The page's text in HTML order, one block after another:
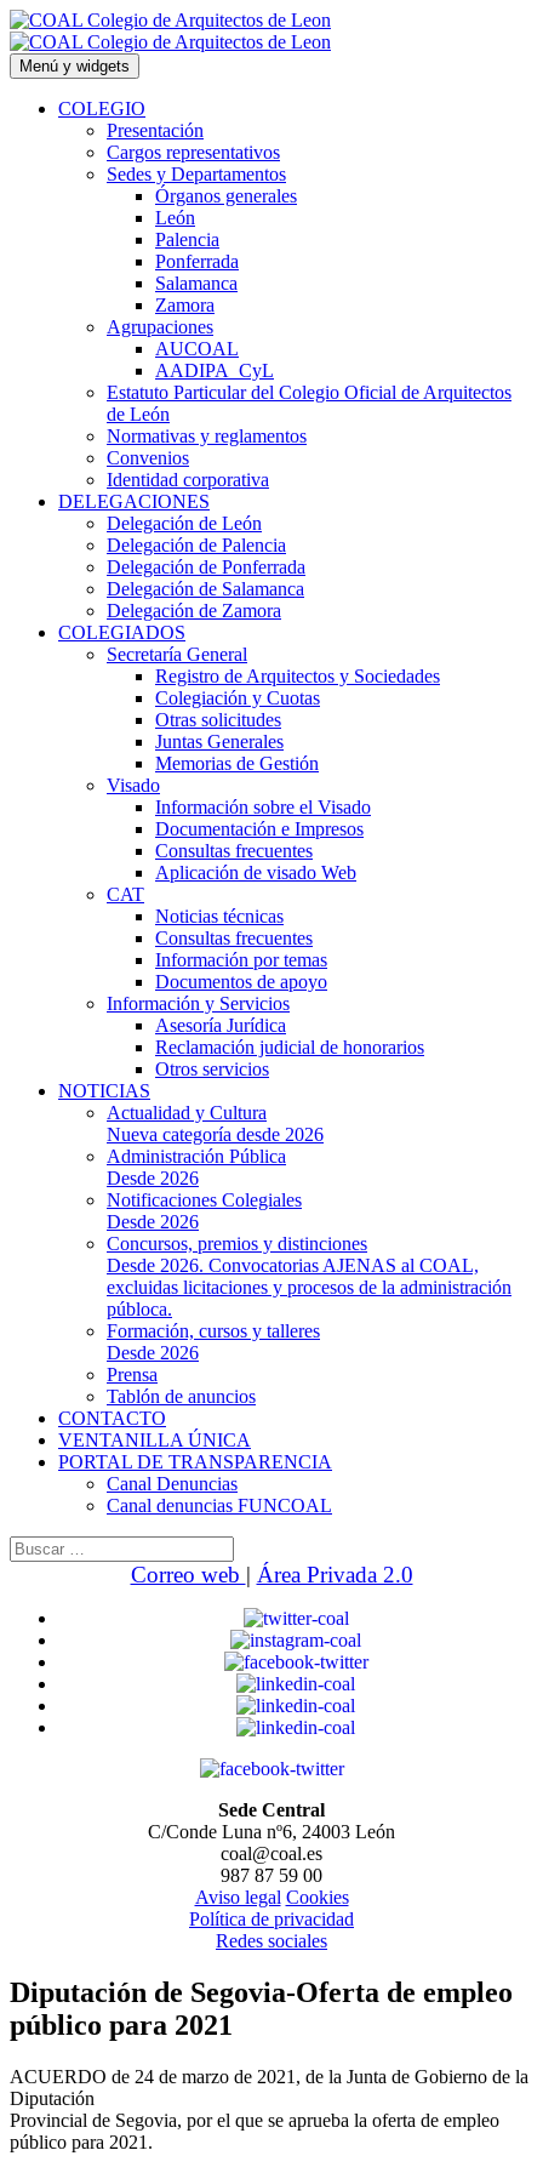
Saltar
al
contenido
Menú y widgets
COLEGIO
Presentación
Cargos representativos
Sedes y Departamentos
Órganos generales
León
Palencia
Ponferrada
Salamanca
Zamora
Agrupaciones
AUCOAL
AADIPA_CyL
Estatuto Particular del Colegio Oficial de Arquitectos
de León
Normativas y reglamentos
Convenios
Identidad corporativa
DELEGACIONES
Delegación de León
Delegación de Palencia
Delegación de Ponferrada
Delegación de Salamanca
Delegación de Zamora
COLEGIADOS
Secretaría General
Registro de Arquitectos y Sociedades
Colegiación y Cuotas
Otras solicitudes
Juntas Generales
Memorias de Gestión
Visado
Información sobre el Visado
Documentación e Impresos
Consultas frecuentes
Aplicación de visado Web
CAT
Noticias técnicas
Consultas frecuentes
Información por temas
Documentos de apoyo
Información y Servicios
Asesoría Jurídica
Reclamación judicial de honorarios
Otros servicios
NOTICIAS
Actualidad y Cultura
Nueva categoría desde 2026
Administración Pública
Desde 2026
Notificaciones Colegiales
Desde 2026
Concursos, premios y distinciones
Desde 2026. Convocatorias AJENAS al COAL,
excluidas licitaciones y procesos de la administración
públoca.
Formación, cursos y talleres
Desde 2026
Prensa
Tablón de anuncios
CONTACTO
VENTANILLA ÚNICA
PORTAL DE TRANSPARENCIA
Canal Denuncias
Canal denuncias FUNCOAL
Buscar:
Correo web | Área Privada 2.0
Sede Central
C/Conde Luna nº6, 24003 León
coal@coal.es
987 87 59 00
Aviso legal Cookies
Política de privacidad
Redes sociales
Diputación de Segovia-Oferta de empleo
público para 2021
ACUERDO de 24 de marzo de 2021, de la Junta de Gobierno de la
Diputación
Provincial de Segovia, por el que se aprueba la oferta de empleo
público para 2021.